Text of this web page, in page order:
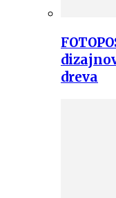
dreva